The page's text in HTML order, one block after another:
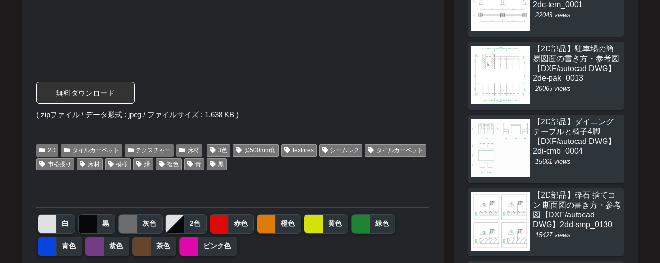
無料ダウンロード
( zipファイル / データ形式 : jpeg / ファイルサイズ : 1,638 KB )
2D タイルカーペット テクスチャー 床材 3色 @500mm角 textures シームレス
タイルカーペット
市松張り
床材 模様 緑 複色 青 黒
白 黒 灰色 2色 赤色 橙色 黄色 緑色
青色 紫色 茶色 ピンク色
2dc-tem_0001
22043 views
【2D部品】駐車場の簡
易図面の書き方・参考図
【DXF/autocad DWG】
2de-pak_0013
20065 views
【2D部品】ダイニング
テーブルと椅子4脚
【DXF/autocad DWG】
2di-cmb_0004
15601 views
【2D部品】砕石 捨てコ
ン 断面図の書き方・参考
図【DXF/autocad
DWG】2dd-smp_0130
15427 views